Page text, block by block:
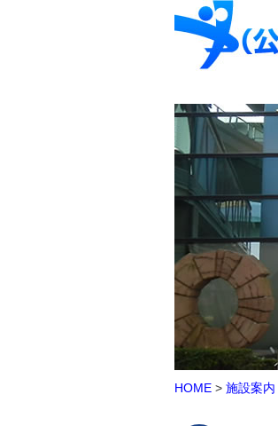
HOME > 施設案内